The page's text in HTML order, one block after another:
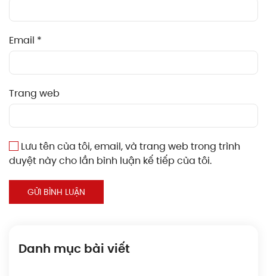
Email *
Trang web
Lưu tên của tôi, email, và trang web trong trình
duyệt này cho lần bình luận kế tiếp của tôi.
GỬI BÌNH LUẬN
Danh mục bài viết